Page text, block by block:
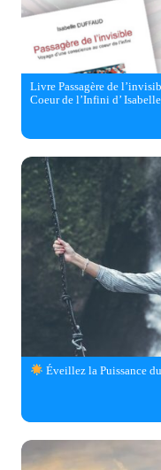
Livre Passagère de
Coeur de l’Infini d’
Éveillez la Puissance